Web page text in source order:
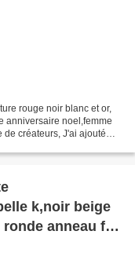
rouge noir blanc et or,
anniversaire noel,femme
de créateurs, J'ai ajouté
k,noir beige
anneau fr
gothique,art